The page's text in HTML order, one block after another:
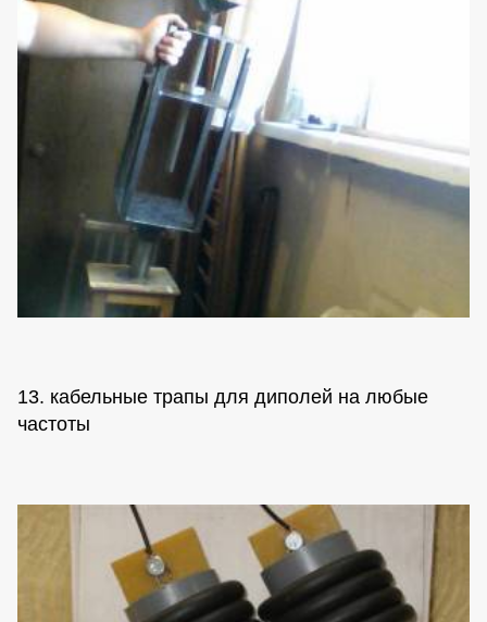
13. кабельные трапы для диполей на любые
частоты